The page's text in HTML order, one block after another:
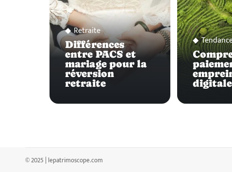
Retraite
Différences
entre PACS et
mariage pour la
réversion
retraite
digitale
© 2025 | lepatrimoscope.com